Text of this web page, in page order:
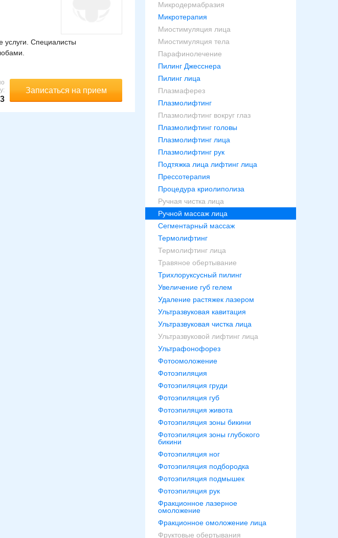
услуги. Специалисты
Записаться на прием
Микродермабразия
Микротерапия
Миостимуляция лица
Миостимуляция тела
Парафинолечение
Пилинг Джесснера
Пилинг лица
Плазмаферез
Плазмолифтинг
Плазмолифтинг вокруг глаз
Плазмолифтинг головы
Плазмолифтинг лица
Плазмолифтинг рук
Подтяжка лица лифтинг лица
Прессотерапия
Процедура криолиполиза
Ручная чистка лица
Ручной массаж лица
Сегментарный массаж
Термолифтинг
Термолифтинг лица
Травяное обертывание
Трихлоруксусный пилинг
Увеличение губ гелем
Удаление растяжек лазером
Ультразвуковая кавитация
Ультразвуковая чистка лица
Ультразвуковой лифтинг лица
Ультрафонофорез
Фотоомоложение
Фотоэпиляция
Фотоэпиляция груди
Фотоэпиляция губ
Фотоэпиляция живота
Фотоэпиляция зоны бикини
Фотоэпиляция зоны глубокого
бикини
Фотоэпиляция ног
Фотоэпиляция подбородка
Фотоэпиляция подмышек
Фотоэпиляция рук
Фракционное лазерное
омоложение
Фракционное омоложение лица
Фруктовые обертывания